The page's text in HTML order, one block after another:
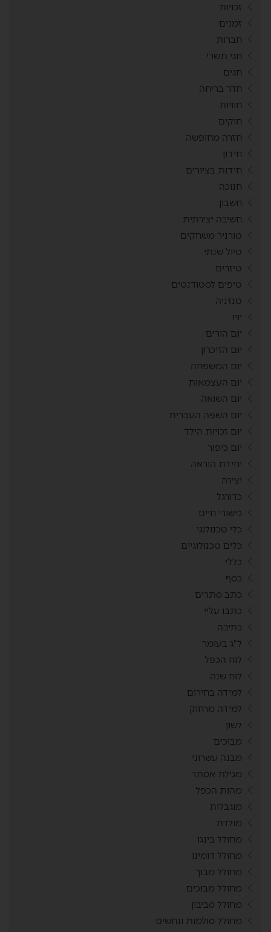
זכויות
זמנים
חברות
חגי תשרי
חגים
חדר בריחה
חוויות
חוקים
חזרה מחופשה
חידון
חידות בציורים
חנוכה
חשבון
חשיבה יצירתית
טורניר משחקים
טיול שנתי
טיזרים
טיפים לסטודנטים
טנזניה
יויו
יום הורים
יום הזיכרון
יום המשפחה
יום העצמאות
יום השואה
יום השפה העברית
יום זכויות הילד
יום כיפור
יחידת הוראה
יצירה
כדורגל
כישורי חיים
כלי טכנולוגי
כלים טכנולוגיים
כללי
כסף
כתב סתרים
כתבו עליי
כתיבה
ל"ג בעומר
לוח הכפל
לוח שנה
למידה בחירום
למידה מרחוק
לשון
מבוכים
מבנה עשרוני
מגילת אסתר
מהות הכפל
מוגבלות
מולדת
מחולל בינגו
מחולל דומינו
מחולל מבוך
מחולל מבוכים
מחולל סביבון
מחולל סולמות ונחשים